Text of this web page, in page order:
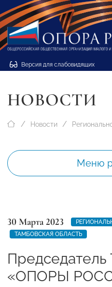
Версия для слабовидящих
НОВОСТИ
Новости
Меню
30 Марта 2023
ТАМБОВСКАЯ ОБЛАСТЬ
Председатель
«ОПОРЫ